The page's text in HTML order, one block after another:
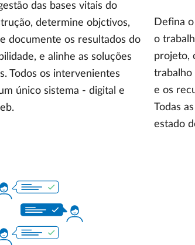
das bases vitais do
determine objctivos,
documente os resultados do
e alinhe as soluções
Todos os intervenientes
único sistema - digital e
Defina
o
projeto,
trabalho
e os
Todas
estado